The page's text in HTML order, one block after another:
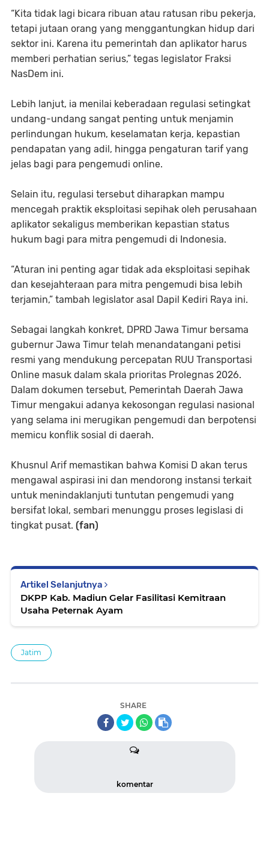
“Kita tidak lagi bicara ribuan atau ratusan ribu pekerja,
tetapi jutaan orang yang menggantungkan hidup dari
sektor ini. Karena itu pemerintah dan aplikator harus
memberi perhatian serius,” tegas legislator Fraksi
NasDem ini.
Lebih lanjut, ia menilai keberadaan regulasi setingkat
undang-undang sangat penting untuk menjamin
perlindungan hukum, keselamatan kerja, kepastian
pendapatan yang adil, hingga pengaturan tarif yang
jelas bagi para pengemudi online.
Selain itu, regulasi tersebut diharapkan mampu
mencegah praktik eksploitasi sepihak oleh perusahaan
aplikator sekaligus memberikan kepastian status
hukum bagi para mitra pengemudi di Indonesia.
“Aturan ini penting agar tidak ada eksploitasi sepihak
dan kesejahteraan para mitra pengemudi bisa lebih
terjamin,” tambah legislator asal Dapil Kediri Raya ini.
Sebagai langkah konkret, DPRD Jawa Timur bersama
gubernur Jawa Timur telah menandatangani petisi
resmi yang mendukung percepatan RUU Transportasi
Online masuk dalam skala prioritas Prolegnas 2026.
Dalam dokumen tersebut, Pemerintah Daerah Jawa
Timur mengakui adanya kekosongan regulasi nasional
yang selama ini merugikan pengemudi dan berpotensi
memicu konflik sosial di daerah.
Khusnul Arif memastikan bahwa Komisi D akan terus
mengawal aspirasi ini dan mendorong instansi terkait
untuk menindaklanjuti tuntutan pengemudi yang
bersifat lokal, sembari menunggu proses legislasi di
tingkat pusat. (fan)
Artikel Selanjutnya
DKPP Kab. Madiun Gelar Fasilitasi Kemitraan
Usaha Peternak Ayam
Jatim
SHARE
komentar